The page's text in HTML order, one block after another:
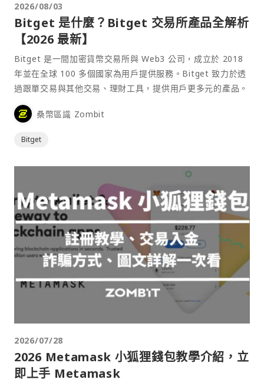
2026/08/03
Bitget 是什麼？Bitget 交易所產品全解析
【2026 最新】
Bitget 是一間加密貨幣交易所與 Web3 公司，成立於 2018
年並在全球 100 多個國家為用戶提供服務。Bitget 致力於透
過跟單交易與其他交易、理財工具，提供用戶更多元的產品。
桑幣區識 Zombit
Bitget
2026/07/28
2026 Metamask 小狐狸錢包教學介紹，立
即上手 Metamask